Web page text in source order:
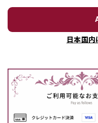
日本国